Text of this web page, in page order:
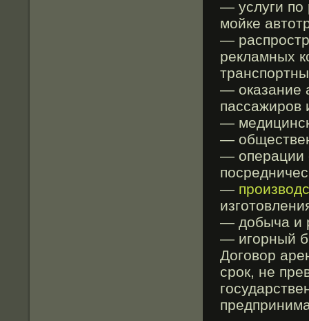
— услуги по
мойке
—
рекламных
— оказание
пассажиров
—
—
— операции
—
— добыча и
— игорный
Договор
срок, не